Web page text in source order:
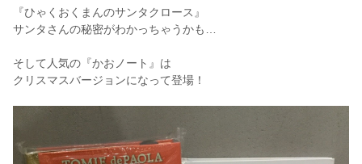
『ひゃくおくまんのサンタクロース』
サンタさんの秘密がわかっちゃうかも…
そして人気の『かおノート』は
クリスマスバージョンになって登場！